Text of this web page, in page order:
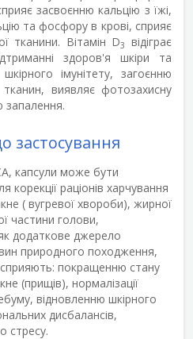
засвоєнню кальцiю з їжi,
та фосфору в кровi, сприяє
тканини. Вітамін D3
відіграє
здоров'я шкіри та
шкірного імунітету, загоєнню
виявляє фотозахисну
запалення.
застосування
капсули може бути
корекції раціонів харчування
( вугревої хвороби), жирної
частини голови,
додаткове джерело
природного походження,
сприяють: покращенню стану
(прищів), нормалізації
відновленню шкірного
дисбалансів,
стресу.